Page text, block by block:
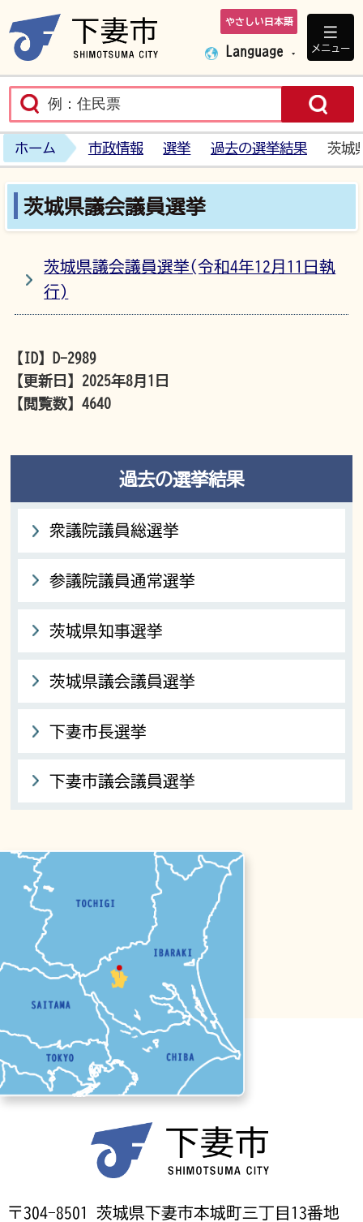
下妻市ホームペ
やさしい日本語
Language メニュー
ホーム 市政情報 選挙 過去の選挙結果 茨城
茨城県議会議員選挙
茨城県議会議員選挙(令和4年12月11日執
行)
【ID】
D-2989
【更新日】 2025年8月1日
【閲覧数】4640
過去の選挙結果
衆議院議員総選挙
参議院議員通常選挙
茨城県知事選挙
茨城県議会議員選挙
下妻市長選挙
下妻市議会議員選挙
〒304-8501 茨城県下妻市本城町三丁目13番地